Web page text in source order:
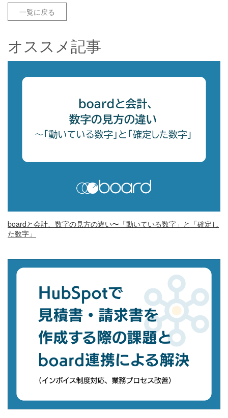
一覧に戻る
オススメ記事
boardと会計、数字の見方の違い〜「動いている数字」と「確定し
た数字」